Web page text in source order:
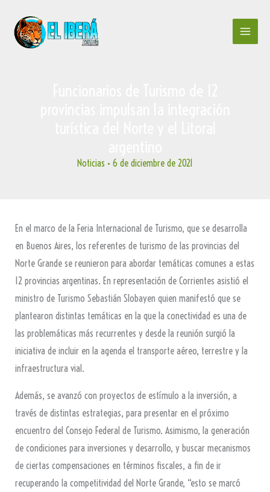
contenido
Noticias • 6 de diciembre de 2021
En el marco de la Feria Internacional de Turismo, que se desarrolla
en Buenos Aires, los referentes de turismo de las provincias del
Norte Grande se reunieron para abordar temáticas comunes a estas
12 provincias argentinas. En representación de Corrientes asistió el
ministro de Turismo Sebastián Slobayen quien manifestó que se
plantearon distintas temáticas en la que la conectividad es una de
las problemáticas más recurrentes y desde la reunión surgió la
iniciativa de incluir en la agenda el transporte aéreo, terrestre y la
infraestructura vial.
Además, se avanzó con proyectos de estímulo a la inversión, a
través de distintas estrategias, para presentar en el próximo
encuentro del Consejo Federal de Turismo. Asimismo, la generación
de condiciones para inversiones y desarrollo, y buscar mecanismos
de ciertas compensaciones en términos fiscales, a fin de ir
recuperando la competitividad del Norte Grande, “esto se marcó